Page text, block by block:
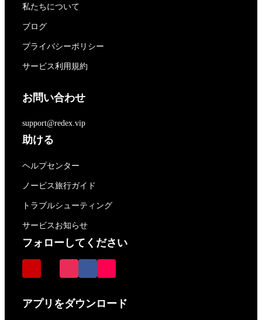
私たちについて
ブログ
プライバシーポリシー
サービス利用規約
お問い合わせ
support@redex.vip
助ける
ヘルプセンター
ノービス旅行ガイド
トラブルシューティング
サービスお知らせ
フォローしてください
アプリをダウンロード